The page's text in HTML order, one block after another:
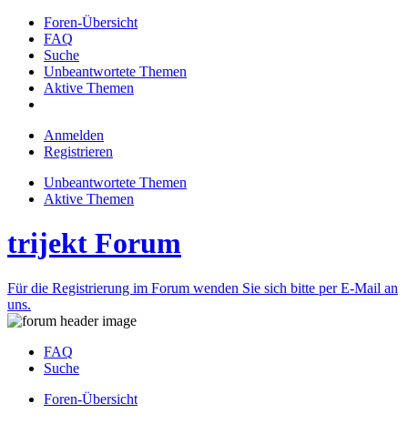
Foren-Übersicht
FAQ
Suche
Unbeantwortete Themen
Aktive Themen
Anmelden
Registrieren
Unbeantwortete Themen
Aktive Themen
trijekt Forum
Für die Registrierung im Forum wenden Sie sich bitte per E-Mail an
uns.
FAQ
Suche
Foren-Übersicht